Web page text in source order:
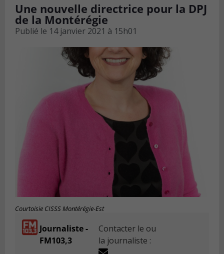
Une nouvelle directrice pour la DPJ
de la Montérégie
Publié le 14 janvier 2021 à 15h01
Courtoisie CISSS Montérégie-Est
Journaliste -
FM103,3
Contacter le ou
la journaliste :